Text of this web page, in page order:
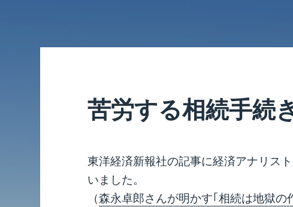
苦労する相続手続
東洋経済新報社の記事に経済アナリス
いました。
（森永卓郎さんが明かす｢相続は地獄の